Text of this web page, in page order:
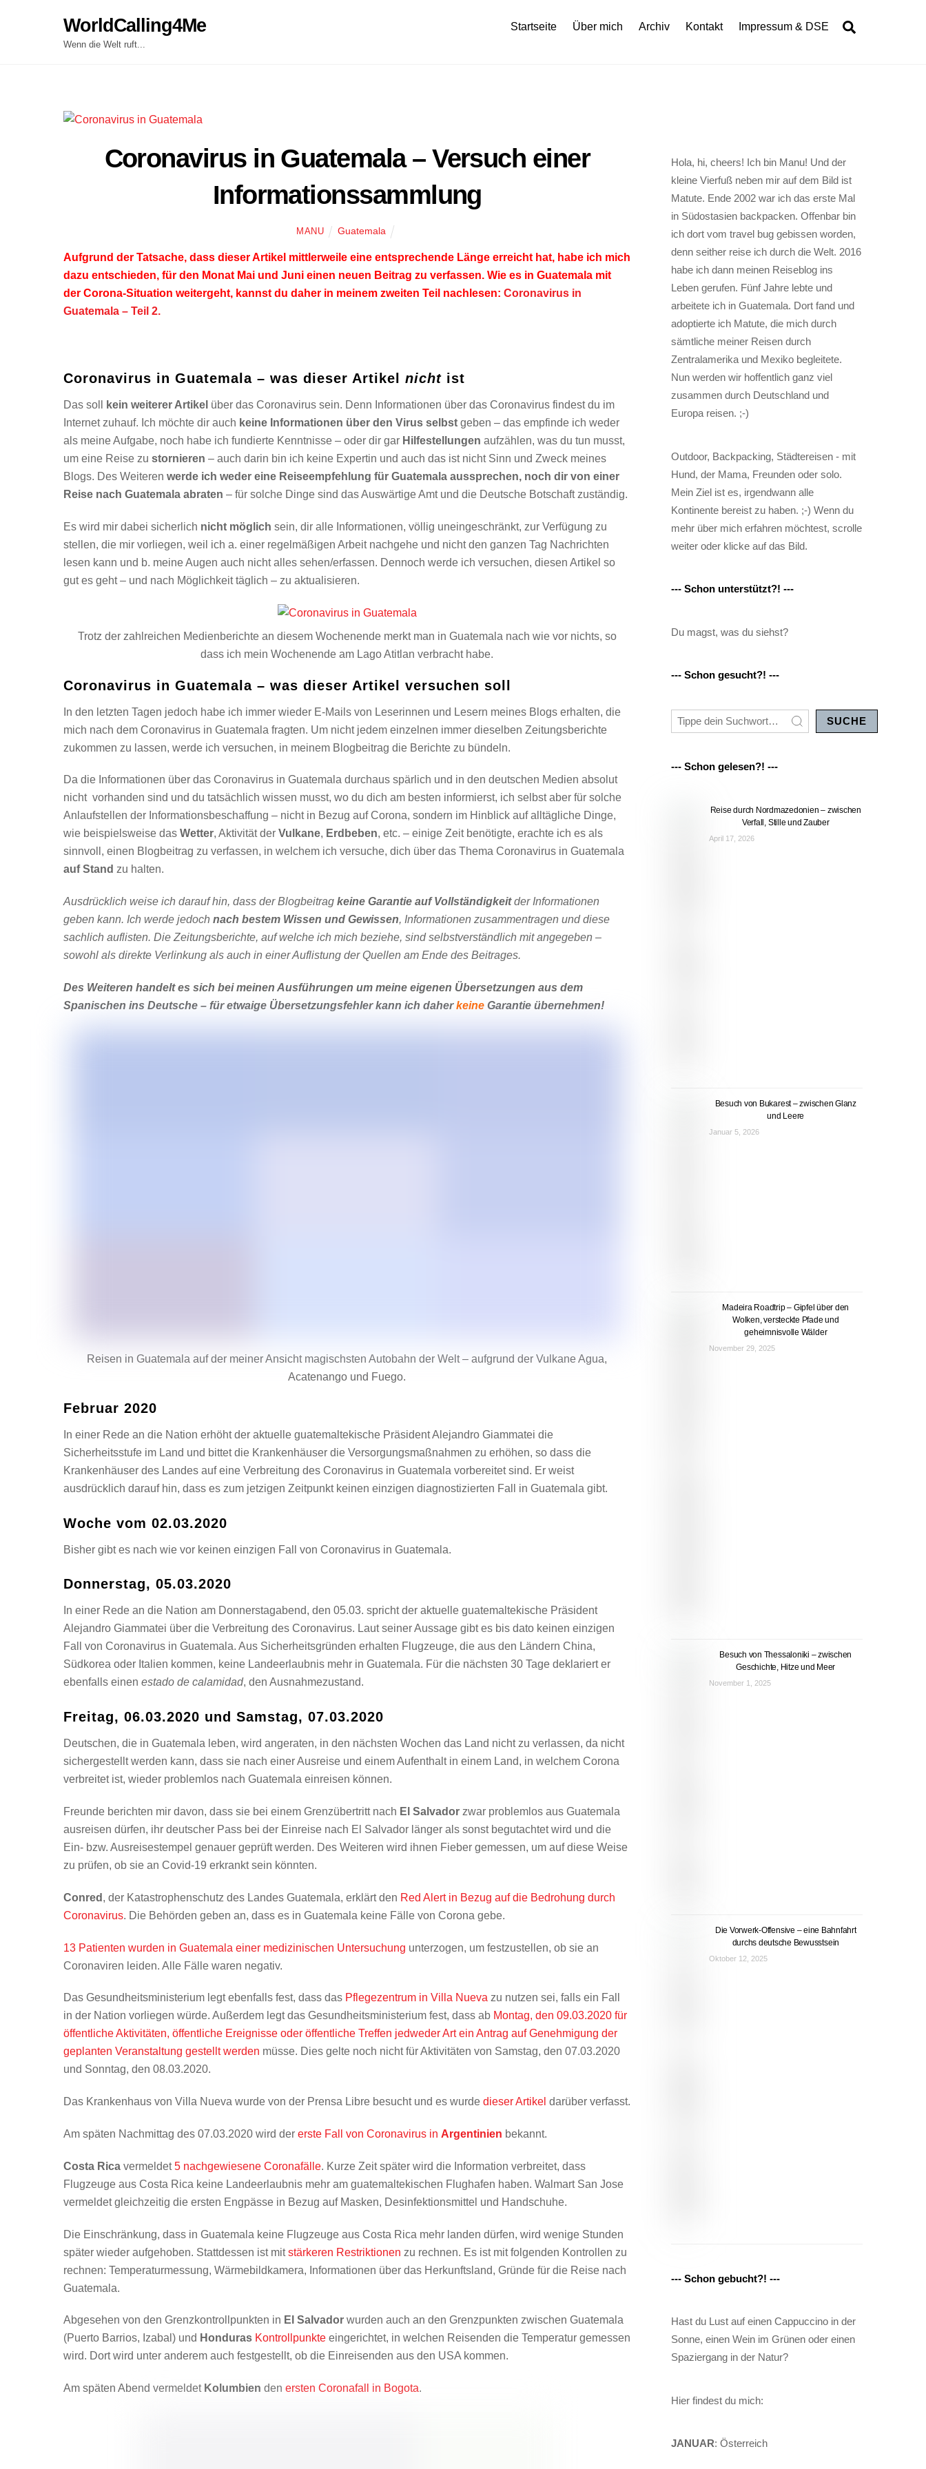
WorldCalling4Me
Wenn die Welt ruft...
Startseite Über mich Archiv Kontakt Impressum & DSE
Coronavirus in Guatemala – Versuch einer
Informationssammlung
MANU Guatemala
Aufgrund der Tatsache, dass dieser Artikel mittlerweile eine entsprechende Länge erreicht hat, habe ich mich
dazu entschieden, für den Monat Mai und Juni einen neuen Beitrag zu verfassen. Wie es in Guatemala mit
der Corona-Situation weitergeht, kannst du daher in meinem zweiten Teil nachlesen: Coronavirus in
Guatemala – Teil 2.
Coronavirus in Guatemala – was dieser Artikel nicht ist
Das soll kein weiterer Artikel über das Coronavirus sein. Denn Informationen über das Coronavirus findest du im
Internet zuhauf. Ich möchte dir auch keine Informationen über den Virus selbst geben – das empfinde ich weder
als meine Aufgabe, noch habe ich fundierte Kenntnisse – oder dir gar Hilfestellungen aufzählen, was du tun musst,
um eine Reise zu stornieren – auch darin bin ich keine Expertin und auch das ist nicht Sinn und Zweck meines
Blogs. Des Weiteren werde ich weder eine Reiseempfehlung für Guatemala aussprechen, noch dir von einer
Reise nach Guatemala abraten – für solche Dinge sind das Auswärtige Amt und die Deutsche Botschaft zuständig.
Es wird mir dabei sicherlich nicht möglich sein, dir alle Informationen, völlig uneingeschränkt, zur Verfügung zu
stellen, die mir vorliegen, weil ich a. einer regelmäßigen Arbeit nachgehe und nicht den ganzen Tag Nachrichten
lesen kann und b. meine Augen auch nicht alles sehen/erfassen. Dennoch werde ich versuchen, diesen Artikel so
gut es geht – und nach Möglichkeit täglich – zu aktualisieren.
Trotz der zahlreichen Medienberichte an diesem Wochenende merkt man in Guatemala nach wie vor nichts, so
dass ich mein Wochenende am Lago Atitlan verbracht habe.
Coronavirus in Guatemala – was dieser Artikel versuchen soll
In den letzten Tagen jedoch habe ich immer wieder E-Mails von Leserinnen und Lesern meines Blogs erhalten, die
mich nach dem Coronavirus in Guatemala fragten. Um nicht jedem einzelnen immer dieselben Zeitungsberichte
zukommen zu lassen, werde ich versuchen, in meinem Blogbeitrag die Berichte zu bündeln.
Da die Informationen über das Coronavirus in Guatemala durchaus spärlich und in den deutschen Medien absolut
nicht vorhanden sind und du tatsächlich wissen musst, wo du dich am besten informierst, ich selbst aber für solche
Anlaufstellen der Informationsbeschaffung – nicht in Bezug auf Corona, sondern im Hinblick auf alltägliche Dinge,
wie beispielsweise das Wetter, Aktivität der Vulkane, Erdbeben, etc. – einige Zeit benötigte, erachte ich es als
sinnvoll, einen Blogbeitrag zu verfassen, in welchem ich versuche, dich über das Thema Coronavirus in Guatemala
auf Stand zu halten.
Ausdrücklich weise ich darauf hin, dass der Blogbeitrag keine Garantie auf Vollständigkeitder Informationen
geben kann. Ich werde jedoch nach bestem Wissen und Gewissen, Informationen zusammentragen und diese
sachlich auflisten. Die Zeitungsberichte, auf welche ich mich beziehe, sind selbstverständlich mit angegeben –
sowohl als direkte Verlinkung als auch in einer Auflistung der Quellen am Ende des Beitrages.
Des Weiteren handelt es sich bei meinen Ausführungen um meine eigenen Übersetzungen aus dem
Spanischen ins Deutsche – für etwaige Übersetzungsfehler kann ich daherkeine Garantie übernehmen!
Reisen in Guatemala auf der meiner Ansicht magischsten Autobahn der Welt – aufgrund der Vulkane Agua,
Acatenango und Fuego.
Februar 2020
In einer Rede an die Nation erhöht der aktuelle guatemaltekische Präsident Alejandro Giammatei die
Sicherheitsstufe im Land und bittet die Krankenhäuser die Versorgungsmaßnahmen zu erhöhen, so dass die
Krankenhäuser des Landes auf eine Verbreitung des Coronavirus in Guatemala vorbereitet sind. Er weist
ausdrücklich darauf hin, dass es zum jetzigen Zeitpunkt keinen einzigen diagnostizierten Fall in Guatemala gibt.
Woche vom 02.03.2020
Bisher gibt es nach wie vor keinen einzigen Fall von Coronavirus in Guatemala.
Donnerstag, 05.03.2020
In einer Rede an die Nation am Donnerstagabend, den 05.03. spricht der aktuelle guatemaltekische Präsident
Alejandro Giammatei über die Verbreitung des Coronavirus. Laut seiner Aussage gibt es bis dato keinen einzigen
Fall von Coronavirus in Guatemala. Aus Sicherheitsgründen erhalten Flugzeuge, die aus den Ländern China,
Südkorea oder Italien kommen, keine Landeerlaubnis mehr in Guatemala. Für die nächsten 30 Tage deklariert er
ebenfalls einen estado de calamidad, den Ausnahmezustand.
Freitag, 06.03.2020 und Samstag, 07.03.2020
Deutschen, die in Guatemala leben, wird angeraten, in den nächsten Wochen das Land nicht zu verlassen, da nicht
sichergestellt werden kann, dass sie nach einer Ausreise und einem Aufenthalt in einem Land, in welchem Corona
verbreitet ist, wieder problemlos nach Guatemala einreisen können.
Freunde berichten mir davon, dass sie bei einem Grenzübertritt nach El Salvador zwar problemlos aus Guatemala
ausreisen dürfen, ihr deutscher Pass bei der Einreise nach El Salvador länger als sonst begutachtet wird und die
Ein- bzw. Ausreisestempel genauer geprüft werden. Des Weiteren wird ihnen Fieber gemessen, um auf diese Weise
zu prüfen, ob sie an Covid-19 erkrankt sein könnten.
Conred , der Katastrophenschutz des Landes Guatemala, erklärt den Red Alert in Bezug auf die Bedrohung durch
Coronavirus. Die Behörden geben an, dass es in Guatemala keine Fälle von Corona gebe.
13 Patienten wurden in Guatemala einer medizinischen Untersuchung unterzogen, um festzustellen, ob sie an
Coronaviren leiden. Alle Fälle waren negativ.
Das Gesundheitsministerium legt ebenfalls fest, dass das Pflegezentrum in Villa Nueva zu nutzen sei, falls ein Fall
in der Nation vorliegen würde. Außerdem legt das Gesundheitsministerium fest, dass ab Montag, den 09.03.2020 für
öffentliche Aktivitäten, öffentliche Ereignisse oder öffentliche Treffen jedweder Art ein Antrag auf Genehmigung der
geplanten Veranstaltung gestellt werden müsse. Dies gelte noch nicht für Aktivitäten von Samstag, den 07.03.2020
und Sonntag, den 08.03.2020.
Das Krankenhaus von Villa Nueva wurde von der Prensa Libre besucht und es wurde dieser Artikel darüber verfasst.
Am späten Nachmittag des 07.03.2020 wird der erste Fall von Coronavirus in Argentinien bekannt.
Costa Rica vermeldet5 nachgewiesene Coronafälle. Kurze Zeit später wird die Information verbreitet, dass
Flugzeuge aus Costa Rica keine Landeerlaubnis mehr am guatemaltekischen Flughafen haben. Walmart San Jose
vermeldet gleichzeitig die ersten Engpässe in Bezug auf Masken, Desinfektionsmittel und Handschuhe.
Die Einschränkung, dass in Guatemala keine Flugzeuge aus Costa Rica mehr landen dürfen, wird wenige Stunden
später wieder aufgehoben. Stattdessen ist mitstärkeren Restriktionen zu rechnen. Es ist mit folgenden Kontrollen zu
rechnen: Temperaturmessung, Wärmebildkamera, Informationen über das Herkunftsland, Gründe für die Reise nach
Guatemala.
Abgesehen von den Grenzkontrollpunkten in El Salvador wurden auch an den Grenzpunkten zwischen Guatemala
(Puerto Barrios, Izabal) und Honduras Kontrollpunkte eingerichtet, in welchen Reisenden die Temperatur gemessen
wird. Dort wird unter anderem auch festgestellt, ob die Einreisenden aus den USA kommen.
Am späten Abend vermeldet Kolumbien den ersten Coronafall in Bogota.
Hola, hi, cheers! Ich bin Manu! Und der
kleine Vierfuß neben mir auf dem Bild ist
Matute. Ende 2002 war ich das erste Mal
in Südostasien backpacken. Offenbar bin
ich dort vom travel bug gebissen worden,
denn seither reise ich durch die Welt. 2016
habe ich dann meinen Reiseblog ins
Leben gerufen. Fünf Jahre lebte und
arbeitete ich in Guatemala. Dort fand und
adoptierte ich Matute, die mich durch
sämtliche meiner Reisen durch
Zentralamerika und Mexiko begleitete.
Nun werden wir hoffentlich ganz viel
zusammen durch Deutschland und
Europa reisen. ;-)
Outdoor, Backpacking, Städtereisen - mit
Hund, der Mama, Freunden oder solo.
Mein Ziel ist es, irgendwann alle
Kontinente bereist zu haben. ;-) Wenn du
mehr über mich erfahren möchtest, scrolle
weiter oder klicke auf das Bild.
--- Schon unterstützt?! ---
Du magst, was du siehst?
--- Schon gesucht?! ---
SUCHE
--- Schon gelesen?! ---
Reise durch Nordmazedonien – zwischen
Verfall, Stille und Zauber
April 17, 2026
Besuch von Bukarest – zwischen Glanz
und Leere
Januar 5, 2026
Madeira Roadtrip – Gipfel über den
Wolken, versteckte Pfade und
geheimnisvolle Wälder
November 29, 2025
Besuch von Thessaloniki – zwischen
Geschichte, Hitze und Meer
November 1, 2025
Die Vorwerk-Offensive – eine Bahnfahrt
durchs deutsche Bewusstsein
Oktober 12, 2025
--- Schon gebucht?! ---
Hast du Lust auf einen Cappuccino in der
Sonne, einen Wein im Grünen oder einen
Spaziergang in der Natur?
Hier findest du mich:
JANUAR: Österreich